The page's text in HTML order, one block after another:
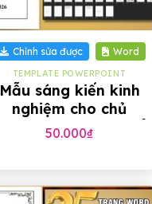
Chỉnh sửa được Word
TEMPLATE POWERPOINT
Mẫu sáng kiến kinh
nghiệm cho chủ
nhiệm Trung học Phổ
50.000₫